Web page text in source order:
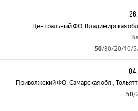
Центральный ФО, Владимирская
50/30/20/10/
Приволжский ФО,Самарская обл.,
50/